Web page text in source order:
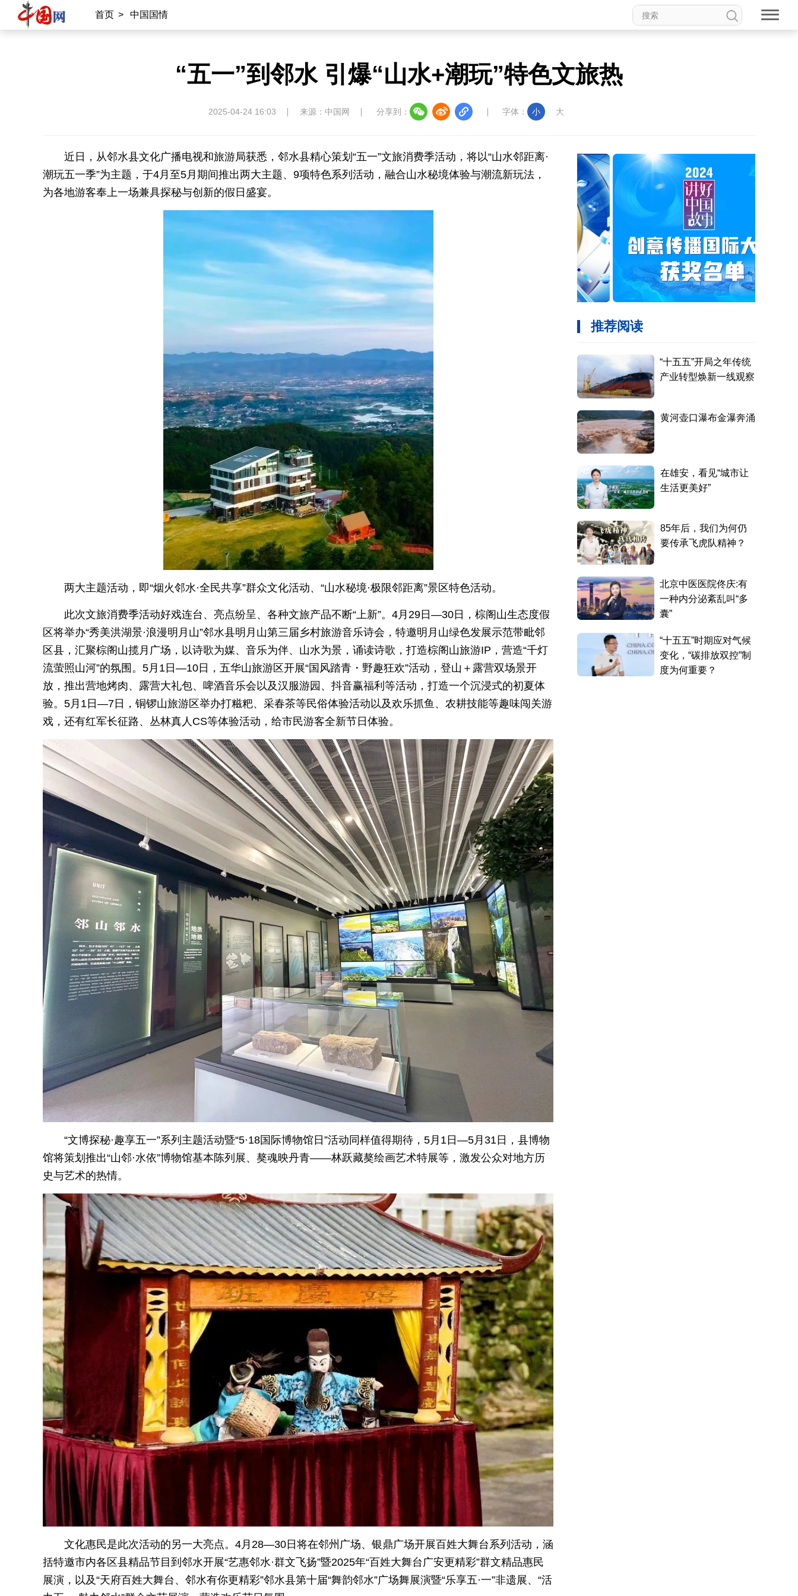
首页 > 中国国情
“五一”到邻水 引爆“山水+潮玩”特色文旅热
2025-04-24 16:03 来源：中国网 分享到： 字体： 小 大
近日，从邻水县文化广播电视和旅游局获悉，邻水县精心策划“五一”文旅消费季活动，将以“山水邻距离·
潮玩五一季”为主题，于4月至5月期间推出两大主题、9项特色系列活动，融合山水秘境体验与潮流新玩法，
为各地游客奉上一场兼具探秘与创新的假日盛宴。
两大主题活动，即“烟火邻水·全民共享”群众文化活动、“山水秘境·极限邻距离”景区特色活动。
此次文旅消费季活动好戏连台、亮点纷呈、各种文旅产品不断“上新”。4月29日—30日，棕阁山生态度假
区将举办“秀美洪湖景·浪漫明月山”邻水县明月山第三届乡村旅游音乐诗会，特邀明月山绿色发展示范带毗邻
区县，汇聚棕阁山揽月广场，以诗歌为媒、音乐为伴、山水为景，诵读诗歌，打造棕阁山旅游IP，营造“千灯
流萤照山河”的氛围。5月1日—10日，五华山旅游区开展“国风踏青・野趣狂欢”活动，登山＋露营双场景开
放，推出营地烤肉、露营大礼包、啤酒音乐会以及汉服游园、抖音赢福利等活动，打造一个沉浸式的初夏体
验。5月1日—7日，铜锣山旅游区举办打糍粑、采春茶等民俗体验活动以及欢乐抓鱼、农耕技能等趣味闯关游
戏，还有红军长征路、丛林真人CS等体验活动，给市民游客全新节日体验。
“文博探秘·趣享五一”系列主题活动暨“5·18国际博物馆日”活动同样值得期待，5月1日—5月31日，县博物
馆将策划推出“山邻·水依”博物馆基本陈列展、獒魂映丹青——林跃藏獒绘画艺术特展等，激发公众对地方历
史与艺术的热情。
文化惠民是此次活动的另一大亮点。4月28—30日将在邻州广场、银鼎广场开展百姓大舞台系列活动，涵
括特邀市内各区县精品节目到邻水开展“艺惠邻水·群文飞扬”暨2025年“百姓大舞台广安更精彩”群文精品惠民
展演，以及“天府百姓大舞台、邻水有你更精彩”邻水县第十届“舞韵邻水”广场舞展演暨“乐享五·一”非遗展、“活